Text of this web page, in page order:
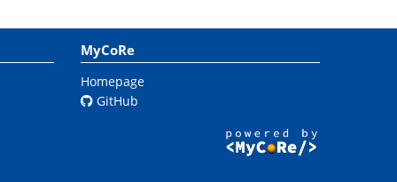
MyCoRe
Homepage
GitHub